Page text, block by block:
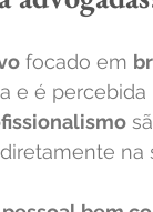
focado em
e é
na